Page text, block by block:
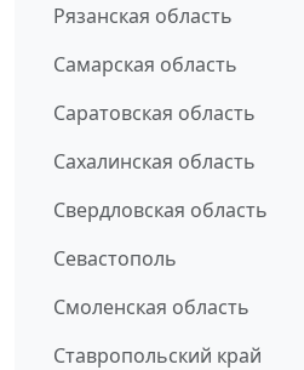
Рязанская область
Самарская область
Саратовская область
Сахалинская область
Свердловская область
Севастополь
Смоленская область
Ставропольский край